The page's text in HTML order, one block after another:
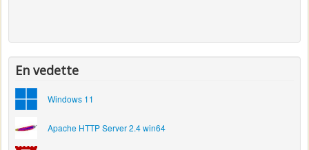
En vedette
Windows 11
Apache HTTP Server 2.4 win64